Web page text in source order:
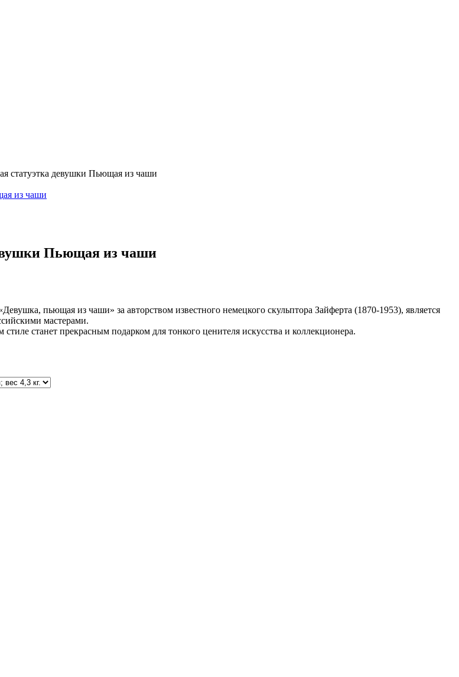
статуэтка девушки Пьющая из чаши
Пьющая из чаши
пьющая из чаши» за авторством известного немецкого скульптора Зайферта (1870-1953), является
мастерами.
стиле станет прекрасным подарком для тонкого ценителя искусства и коллекционера.